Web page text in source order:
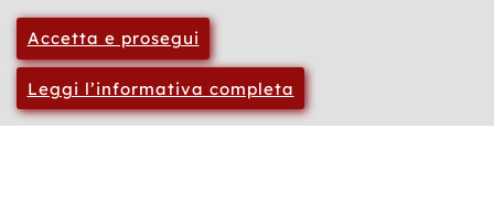
Accetta e prosegui
Leggi l’informativa completa